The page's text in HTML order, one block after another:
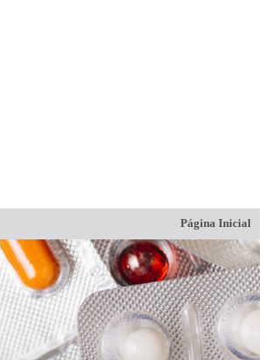
Página Inicial